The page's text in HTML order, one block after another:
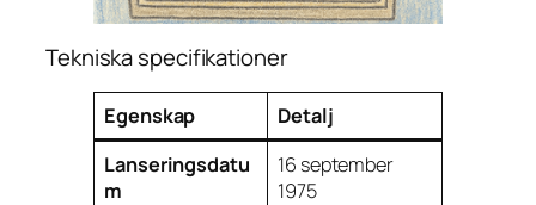
Tekniska specifikationer
Egenskap
Detalj
Lanseringsdatu
m
16 september
1975